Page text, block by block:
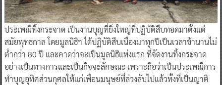
ประเพณีทิ้งกระจาด เป็นงานบุญที่ยิ่งใหญ่ที่ปฏิบัติสืบทอดมาตั้งแต่
สมัยพุทธกาล โดยมูลนิธิฯ ได้ปฏิบัติสืบเนื่องมาทุกปีเป็นเวลาช้านานไม่
ต่ำกว่า 80 ปี และคาดว่าจะเป็นมูลนิธิแห่งแรก ที่จัดงานทิ้งกระจาด
อย่างเป็นทางการและเป็นกิจจะลักษณะ เพราะถือว่าเป็นประเพณีการ
ทำบุญอุทิศส่วนกุศลให้แก่เพื่อนมนุษย์ที่ล่วงลับไปแล้วทั้งที่เป็นญาติ